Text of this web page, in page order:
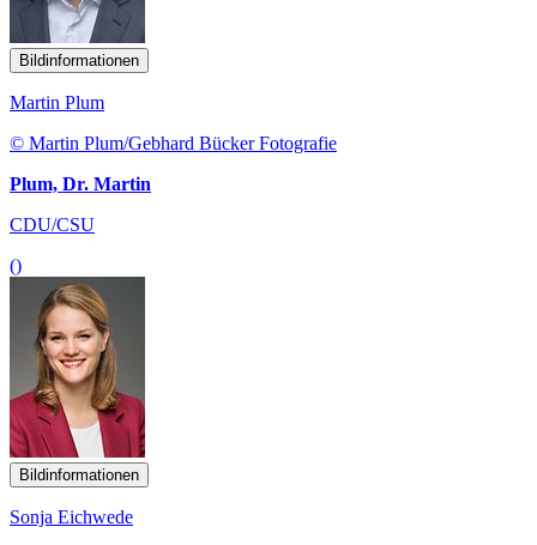
Bildinformationen
Martin Plum
© Martin Plum/Gebhard Bücker Fotografie
Plum, Dr. Martin
CDU/CSU
()
Bildinformationen
Sonja Eichwede